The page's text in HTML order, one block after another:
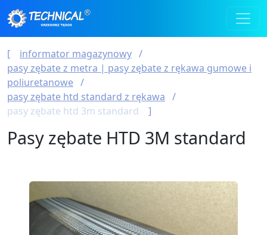
informator magazynowy
pasy zębate z metra | pasy zębate z rękawa gumowe i
poliuretanowe
pasy zębate htd standard z rękawa
pasy zębate htd 3m standard
Pasy zębate HTD 3M standard